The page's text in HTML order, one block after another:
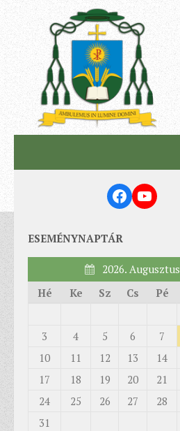
Facebook
ESEMÉNYNAPTÁR
2026. Augusztus
Hé
Ke Sz Cs Pé
3
4 5 6 7
10
11 12 13 14
17
18 19 20 21
24
25 26 27 28
31